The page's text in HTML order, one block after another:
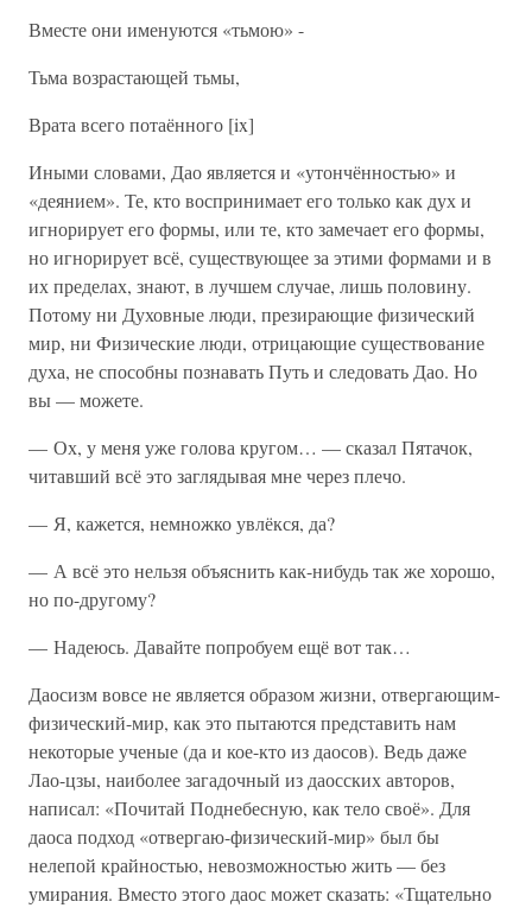
Вместе они именуются «тьмою» -
Тьма возрастающей тьмы,
Врата всего потаённого [ix]
Иными словами, Дао является и «утончённостью» и
«деянием». Те, кто воспринимает его только как дух и
игнорирует его формы, или те, кто замечает его формы,
но игнорирует всё, существующее за этими формами и в
их пределах, знают, в лучшем случае, лишь половину.
Потому ни Духовные люди, презирающие физический
мир, ни Физические люди, отрицающие существование
духа, не способны познавать Путь и следовать Дао. Но
вы — можете.
— Ох, у меня уже голова кругом… — сказал Пятачок,
читавший всё это заглядывая мне через плечо.
— Я, кажется, немножко увлёкся, да?
— А всё это нельзя объяснить как-нибудь так же хорошо,
но по-другому?
— Надеюсь. Давайте попробуем ещё вот так…
Даосизм вовсе не является образом жизни, отвергающим-
физический-мир, как это пытаются представить нам
некоторые ученые (да и кое-кто из даосов). Ведь даже
Лао-цзы, наиболее загадочный из даосских авторов,
написал: «Почитай Поднебесную, как тело своё». Для
даоса подход «отвергаю-физический-мир» был бы
нелепой крайностью, невозможностью жить — без
умирания. Вместо этого даос может сказать: «Тщательно